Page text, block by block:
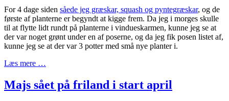
For 4 dage siden såede jeg græskar, squash og pyntegræskar, og de
første af planterne er begyndt at kigge frem. Da jeg i morges skulle
til at flytte lidt rundt på planterne i vindueskarmen, kunne jeg se at
der var noget grønt under en af poserne, og da jeg fik posen listet af,
kunne jeg se at der var 3 potter med små nye planter i.
Læs mere …
Majs sået på friland i start april